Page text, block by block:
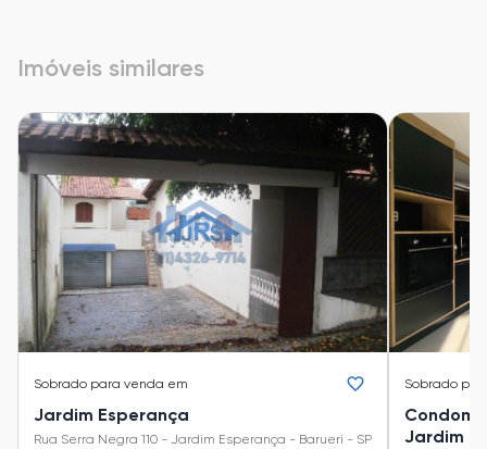
Imóveis similares
Sobrado para venda em
Jardim Esperança
Rua Serra Negra 110 - Jardim Esperança - Barueri - SP
Sobrado
Jardim